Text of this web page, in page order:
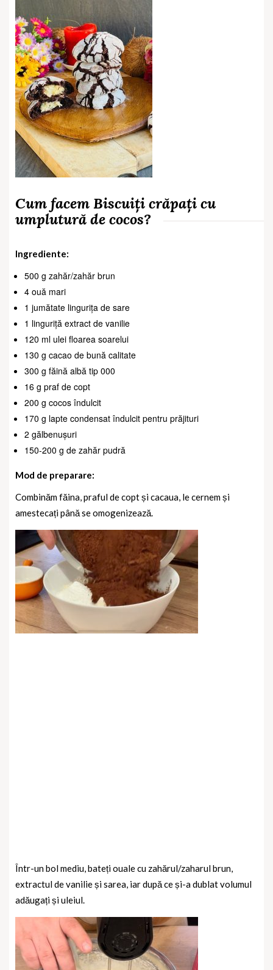
Cum facem Biscuiți crăpați cu
umplutură de cocos?
Ingrediente:
500 g zahăr/zahăr brun
4 ouă mari
1 jumătate lingurița de sare
1 linguriță extract de vanilie
120 ml ulei floarea soarelui
130 g cacao de bună calitate
300 g făină albă tip 000
16 g praf de copt
200 g cocos îndulcit
170 g lapte condensat îndulcit pentru prăjituri
2 gălbenușuri
150-200 g de zahăr pudră
Mod de preparare:
Combinăm făina, praful de copt și cacaua, le cernem și
amestecați până se omogenizează.
Într-un bol mediu, bateți ouale cu zahărul/zaharul brun,
extractul de vanilie și sarea, iar după ce și-a dublat volumul
adăugați și uleiul.